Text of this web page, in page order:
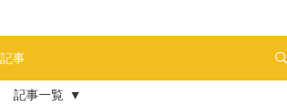
記事
記事一覧